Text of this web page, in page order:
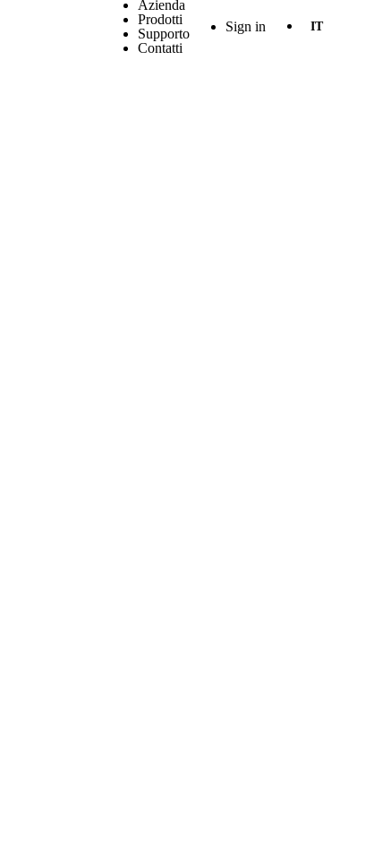
Azienda
Prodotti
Supporto
Contatti
Sign in IT